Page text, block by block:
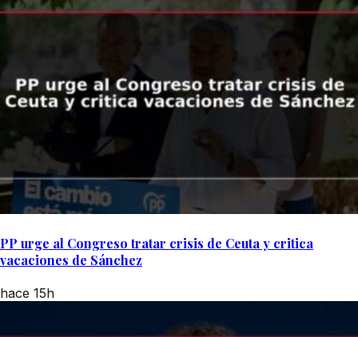
PP urge al Congreso tratar crisis de Ceuta y critica
vacaciones de Sánchez
hace 15h